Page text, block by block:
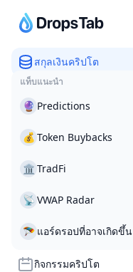
สกุลเงินคริปโต
แท็บแนะนำ
🔮 Predictions
💰 Token Buybacks
🏛 TradFi
📡 VWAP Radar
🪂 แอร์ดรอปที่อาจเกิดขึ้น
กิจกรรมคริปโต
:$64,731.00 0.98%